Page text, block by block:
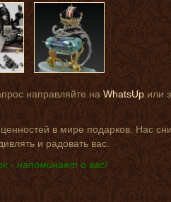
направляйте наWhatsUpили
в мире подарков. Нас
и радовать вас.
- напоминает о вас!